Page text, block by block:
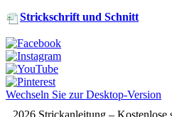
Strickschrift und Schnitt
Wechseln Sie zur Desktop-Version
2026 Strickanleitung – Kostenlose